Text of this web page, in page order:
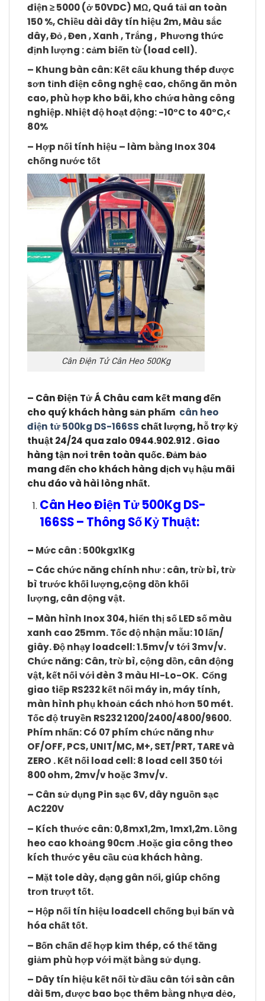
điện ≥ 5000 (ở 50VDC) MΩ, Quá tải an toàn
150 %, Chiều dài dây tín hiệu 2m, Màu sắc
dây, Đỏ , Đen , Xanh , Trắng , Phương thức
định lượng : cảm biến từ (load cell).
– Khung bàn cân:Kết cấu khung thép được
sơn tỉnh điện công nghệ cao, chống ăn mòn
cao, phù hợp kho bãi, kho chứa hàng công
nghiệp. Nhiệt độ hoạt động: -10°C to 40°C,<
80%
– Hợp nối tính hiệu – làm bằng Inox 304
chống nước tốt
Cân Điện Tử Cân Heo 500Kg
– Cân Điện Tử Á Châu cam kết mang đến
cho quý khách hàng sản phẩm cân heo
điện tử 500kg DS-166SS chất lượng, hỗ trợ kỷ
thuật 24/24 qua zalo 0944.902.912 . Giao
hàng tận nơi trên toàn quốc. Đảm bảo
mang đến cho khách hàng dịch vụ hậu mãi
chu đáo và hài lòng nhất.
Cân Heo Điện Tử 500Kg DS-
166SS – Thông Số Kỷ Thuật:
– Mức cân : 500kgx1Kg
– Các chức năng chính như : cân, trừ bì, trừ
bì trước khối lượng,cộng dồn khối
lượng,cân động vật.
– Màn hình Inox 304, hiển thị số LED số màu
xanh cao 25mm. Tốc độ nhận mẫu: 10 lấn/
giây. Độ nhạy loadcell: 1.5mv/v tới 3mv/v.
Chức năng: Cân, trừ bì, cộng dồn, cân động
vật, kết nối với đèn 3 màu HI-Lo-OK. Cổng
giao tiếp RS232 kết nối máy in, máy tính,
màn hình phụ khoản cách nhỏ hơn 50 mét.
Tốc độ truyền RS232 1200/2400/4800/9600.
Phím nhấn: Có 07 phím chức năng như
OF/OFF, PCS, UNIT/MC, M+, SET/PRT, TARE và
ZERO . Kết nối load cell: 8 load cell 350 tới
800 ohm, 2mv/v hoặc 3mv/v.
– Cân sử dụng Pin sạc 6V, dây nguồn sạc
AC220V
– Kích thước cân: 0,8mx1,2m, 1mx1,2m. Lồng
heo cao khoảng 90cm .Hoặc gia công theo
kích thước yêu cầu của khách hàng.
– Mặt tole dày, dạng gân nổi, giúp chống
trơn trượt tốt.
– Hộp nối tín hiệu loadcell chống bụi bẩn và
hóa chất tốt.
– Bốn chấn đế hợp kim thép, có thể tăng
giảm phù hợp với mặt bằng sử dụng.
– Dây tín hiệu kết nối từ đầu cân tới sàn cân
dài 5m, được bao bọc thêm bằng nhựa dẻo,